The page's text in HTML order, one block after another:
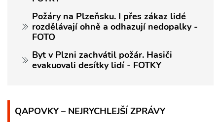
Požáry na Plzeňsku. I přes zákaz lidé
rozdělávají ohně a odhazují nedopalky -
FOTO
Byt v Plzni zachvátil požár. Hasiči
evakuovali desítky lidí - FOTKY
QAPOVKY – NEJRYCHLEJŠÍ ZPRÁVY